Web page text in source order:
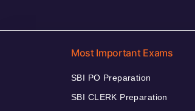
Most Important Exams
SBI PO Preparation
SBI CLERK Preparation